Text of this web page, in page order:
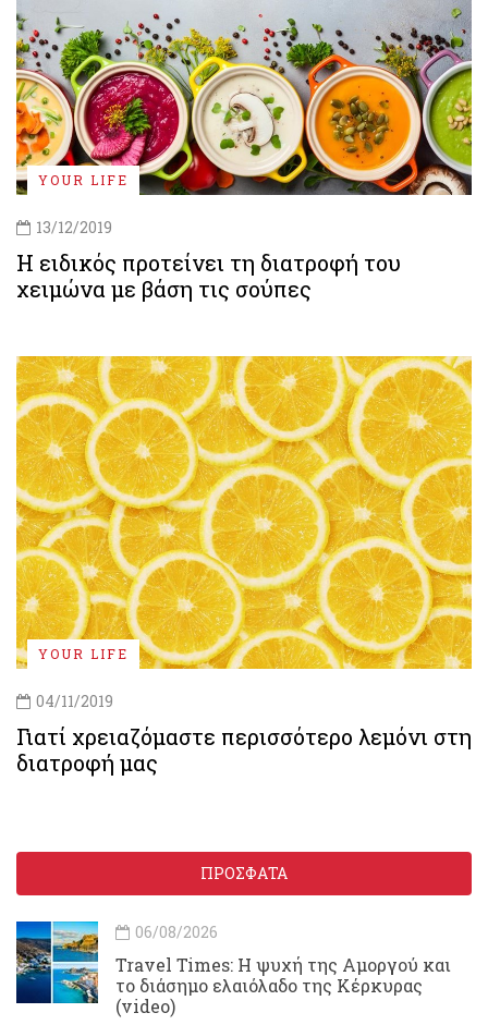
YOUR LIFE
13/12/2019
Η ειδικός προτείνει τη διατροφή του
χειμώνα με βάση τις σούπες
YOUR LIFE
04/11/2019
Γιατί χρειαζόμαστε περισσότερο λεμόνι στη
διατροφή μας
ΠΡΟΣΦΑΤΑ
06/08/2026
Travel Times: H ψυχή της Αμοργού και
το διάσημο ελαιόλαδο της Κέρκυρας
(video)